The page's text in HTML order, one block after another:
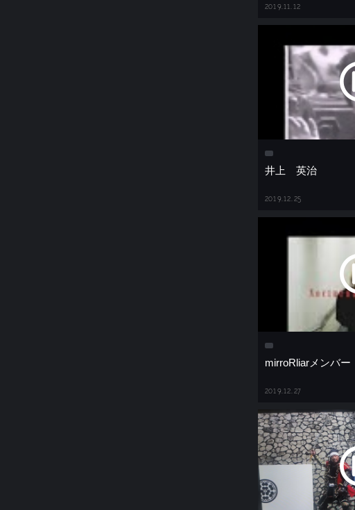
2019.11.12
井上 英治
2019.12.25
mirroRliarメンバー
2019.12.27